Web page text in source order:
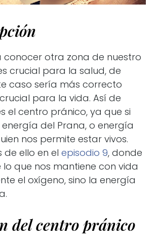
conocer otra zona de nuestro
crucial para la salud, de
caso sería más correcto
para la vida. Así de
el centro pránico, ya que si
del Prana, o energía
nos permite estar vivos.
de ello en elepisodio 9, donde
que nos mantiene con vida
el oxígeno, sino la energía
del centro pránico